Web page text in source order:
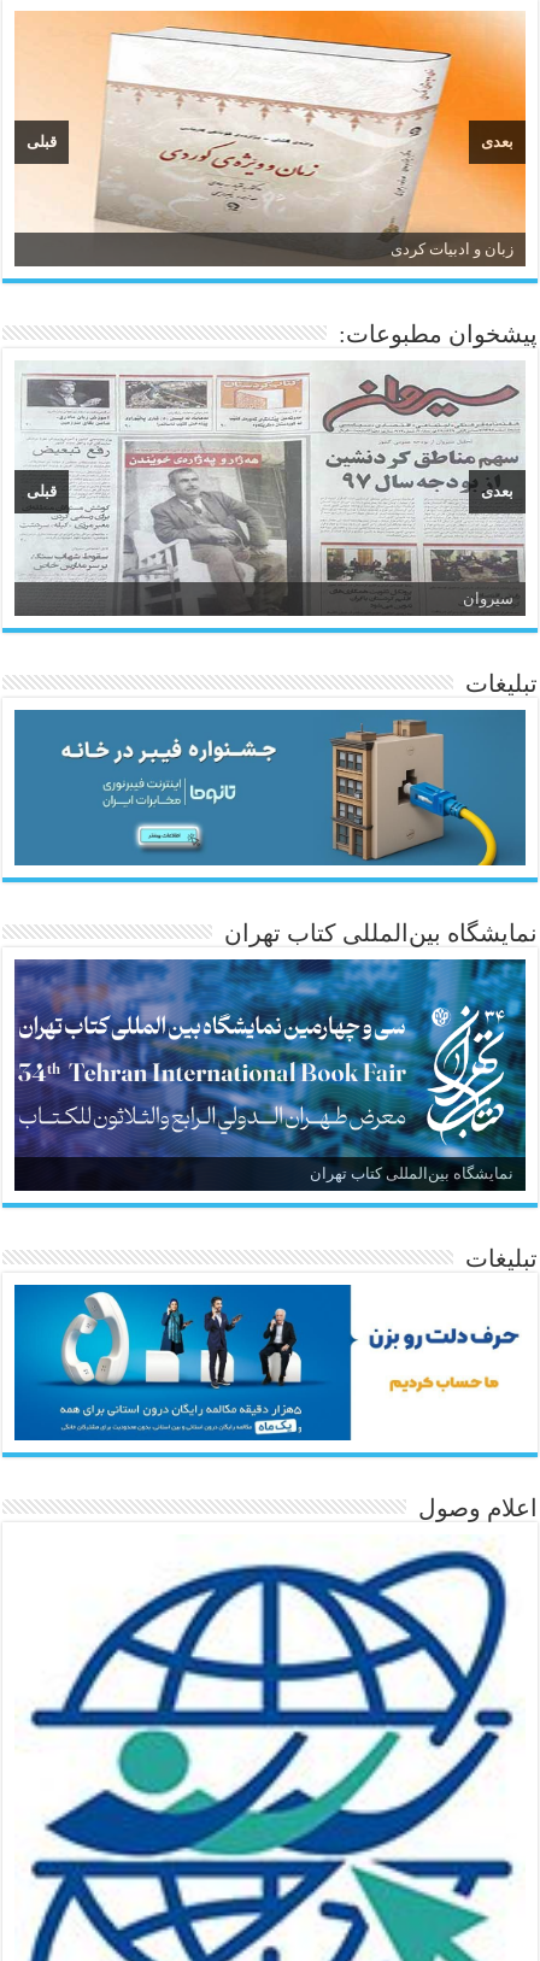
زبان و ادبیات کردی
قبلی بعدی
پیشخوان مطبوعات:
سیروان
ئاژانسی هەواڵی مێهر
قبلی بعدی
تبلیغات
نمایشگاه بین‌المللی کتاب تهران
نمایشگاه بین‌المللی کتاب تهران
تبلیغات
اعلام وصول